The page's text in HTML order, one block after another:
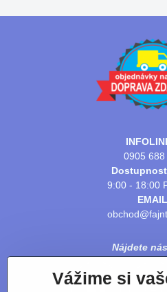
0905 688
9:00 - 18:00
Nájdete
Vážime si